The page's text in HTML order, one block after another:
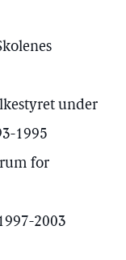
under
1995
for
2003